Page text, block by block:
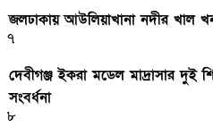
জলঢাকায় আউলিয়াখানা নদীর খাল
৭
দেবীগঞ্জ ইকরা মডেল মাদ্রাসার দুই
সংবর্ধনা
৮